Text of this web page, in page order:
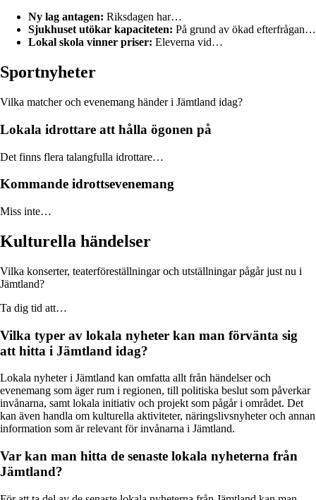
Ny lag antagen: Riksdagen har…
Sjukhuset utökar kapaciteten: På grund av ökad efterfrågan…
Lokal skola vinner priser: Eleverna vid…
Sportnyheter
Vilka matcher och evenemang händer i Jämtland idag?
Lokala idrottare att hålla ögonen på
Det finns flera talangfulla idrottare…
Kommande idrottsevenemang
Miss inte…
Kulturella händelser
Vilka konserter, teaterföreställningar och utställningar pågår just nu i
Jämtland?
Ta dig tid att…
Vilka typer av lokala nyheter kan man förvänta sig
att hitta i Jämtland idag?
Lokala nyheter i Jämtland kan omfatta allt från händelser och
evenemang som äger rum i regionen, till politiska beslut som påverkar
invånarna, samt lokala initiativ och projekt som pågår i området. Det
kan även handla om kulturella aktiviteter, näringslivsnyheter och annan
information som är relevant för invånarna i Jämtland.
Var kan man hitta de senaste lokala nyheterna från
Jämtland?